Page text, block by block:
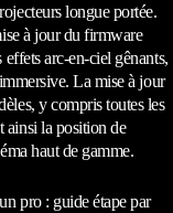
longue portée.
à jour du firmware
arc-en-ciel gênants,
La mise à jour
y compris toutes les
ainsi la position de
haut de gamme.
pro : guide étape par